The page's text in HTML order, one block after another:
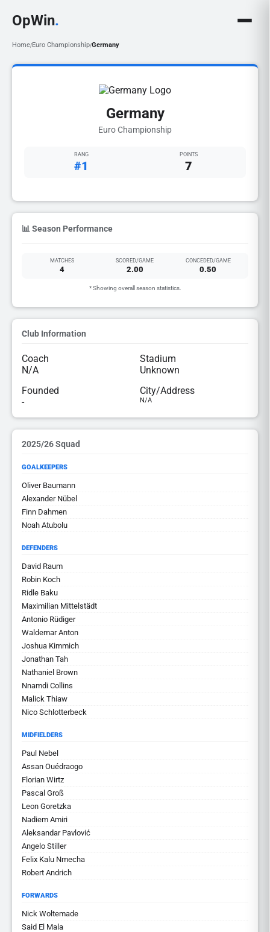
OpWin.
Home/Euro Championship/Germany
Germany
Euro Championship
RANG
#1
POINTS
7
📊 Season Performance
MATCHES
4
SCORED/GAME
2.00
CONCEDED/GAME
0.50
* Showing overall season statistics.
Club Information
Coach
N/A
Stadium
Unknown
Founded
-
City/Address
N/A
2025/26 Squad
GOALKEEPERS
Oliver Baumann
Alexander Nübel
Finn Dahmen
Noah Atubolu
DEFENDERS
David Raum
Robin Koch
Ridle Baku
Maximilian Mittelstädt
Antonio Rüdiger
Waldemar Anton
Joshua Kimmich
Jonathan Tah
Nathaniel Brown
Nnamdi Collins
Malick Thiaw
Nico Schlotterbeck
MIDFIELDERS
Paul Nebel
Assan Ouédraogo
Florian Wirtz
Pascal Groß
Leon Goretzka
Nadiem Amiri
Aleksandar Pavlović
Angelo Stiller
Felix Kalu Nmecha
Robert Andrich
FORWARDS
Nick Woltemade
Said El Mala